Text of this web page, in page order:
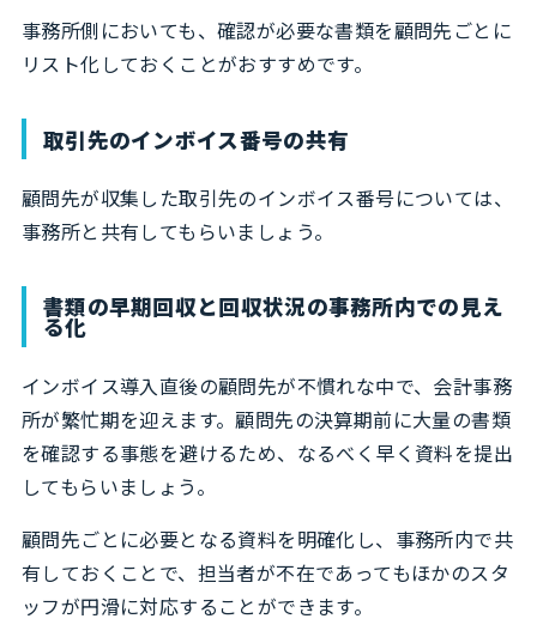
事務所側においても、確認が必要な書類を顧問先ごとに
リスト化しておくことがおすすめです。
取引先のインボイス番号の共有
顧問先が収集した取引先のインボイス番号については、
事務所と共有してもらいましょう。
書類の早期回収と回収状況の事務所内での見え
る化
インボイス導入直後の顧問先が不慣れな中で、会計事務
所が繁忙期を迎えます。顧問先の決算期前に大量の書類
を確認する事態を避けるため、なるべく早く資料を提出
してもらいましょう。
顧問先ごとに必要となる資料を明確化し、事務所内で共
有しておくことで、担当者が不在であってもほかのスタ
ッフが円滑に対応することができます。